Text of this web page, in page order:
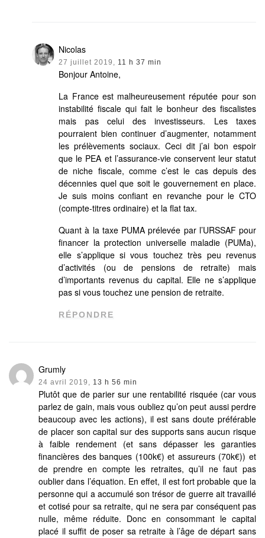
Nicolas
27 juillet 2019, 11 h 37 min
Bonjour Antoine,
La France est malheureusement réputée pour son
instabilité fiscale qui fait le bonheur des fiscalistes
mais pas celui des investisseurs. Les taxes
pourraient bien continuer d’augmenter, notamment
les prélèvements sociaux. Ceci dit j’ai bon espoir
que le PEA et l’assurance-vie conservent leur statut
de niche fiscale, comme c’est le cas depuis des
décennies quel que soit le gouvernement en place.
Je suis moins confiant en revanche pour le CTO
(compte-titres ordinaire) et la flat tax.
Quant à la taxe PUMA prélevée par l’URSSAF pour
financer la protection universelle maladie (PUMa),
elle s’applique si vous touchez très peu revenus
d’activités (ou de pensions de retraite) mais
d’importants revenus du capital. Elle ne s’applique
pas si vous touchez une pension de retraite.
RÉPONDRE
Grumly
24 avril 2019, 13 h 56 min
Plutôt que de parier sur une rentabilité risquée (car vous
parlez de gain, mais vous oubliez qu’on peut aussi perdre
beaucoup avec les actions), il est sans doute préférable
de placer son capital sur des supports sans aucun risque
à faible rendement (et sans dépasser les garanties
financières des banques (100k€) et assureurs (70k€)) et
de prendre en compte les retraites, qu’il ne faut pas
oublier dans l’équation. En effet, il est fort probable que la
personne qui a accumulé son trésor de guerre ait travaillé
et cotisé pour sa retraite, qui ne sera par conséquent pas
nulle, même réduite. Donc en consommant le capital
placé il suffit de poser sa retraite à l’âge de départ sans